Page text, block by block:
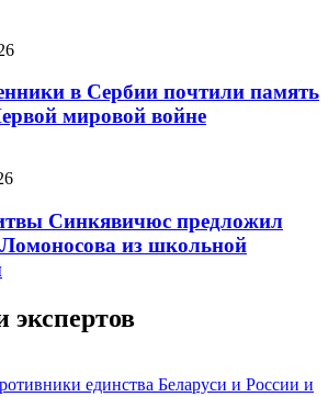
в Сербии почтили память
мировой войне
Синкявичюс предложил
из школьной
экспертов
единства Беларуси и России и